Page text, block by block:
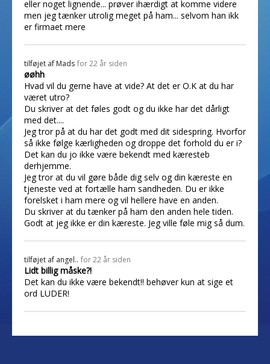
eller noget lignende... prøver ihærdigt at komme videre
men jeg tænker utrolig meget på ham... selvom han ikk
er firmaet mere
tilføjet af Mads for 22 år siden
øøhh
Hvad vil du gerne have at vide? At det er O.K at du har
været utro?
Du skriver at det føles godt og du ikke har det dårligt
med det....
Jeg tror på at du har det godt med dit sidespring. Hvorfor
så ikke følge kærligheden og droppe det forhold du er i?
Det kan du jo ikke være bekendt med kæresteb
derhjemme.
Jeg tror at du vil gøre både dig selv og din kæreste en
tjeneste ved at fortælle ham sandheden. Du er ikke
forelsket i ham mere og vil hellere have en anden.
Du skriver at du tænker på ham den anden hele tiden.
Godt at jeg ikke er din kæreste. Jeg ville føle mig så dum.
tilføjet af angel.. for 22 år siden
Lidt billig måske?!
Det kan du ikke være bekendt!! behøver kun at sige et
ord LUDER!